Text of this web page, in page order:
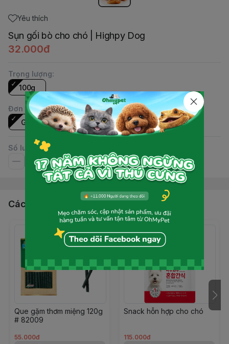
Yêu thích
Sụn gối bò cho chó | Highpy Dog
32.000đ
Trọng lượng:
100g
Đơn vị:
Gói
Số lượng
Các sản phẩm, dịch vụ khác
Que gặm thơm miệng 120g
# 82009
55.000đ
Snack hỗn hợp cho chó
115.000đ